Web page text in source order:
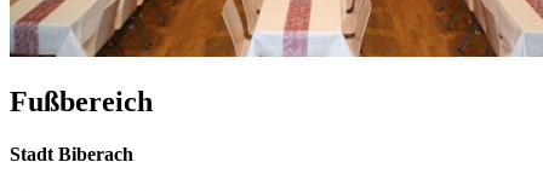
Fußbereich
Stadt Biberach